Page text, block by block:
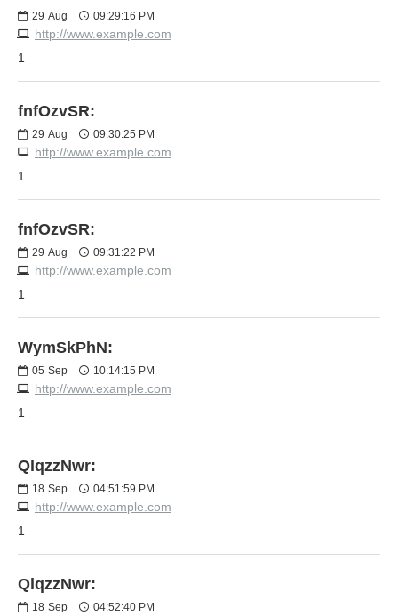
29 Aug 09:29:16 PM
http://www.example.com
1
fnfOzvSR:
29 Aug 09:30:25 PM
http://www.example.com
1
fnfOzvSR:
29 Aug 09:31:22 PM
http://www.example.com
1
WymSkPhN:
05 Sep 10:14:15 PM
http://www.example.com
1
QlqzzNwr:
18 Sep 04:51:59 PM
http://www.example.com
1
QlqzzNwr:
18 Sep 04:52:40 PM